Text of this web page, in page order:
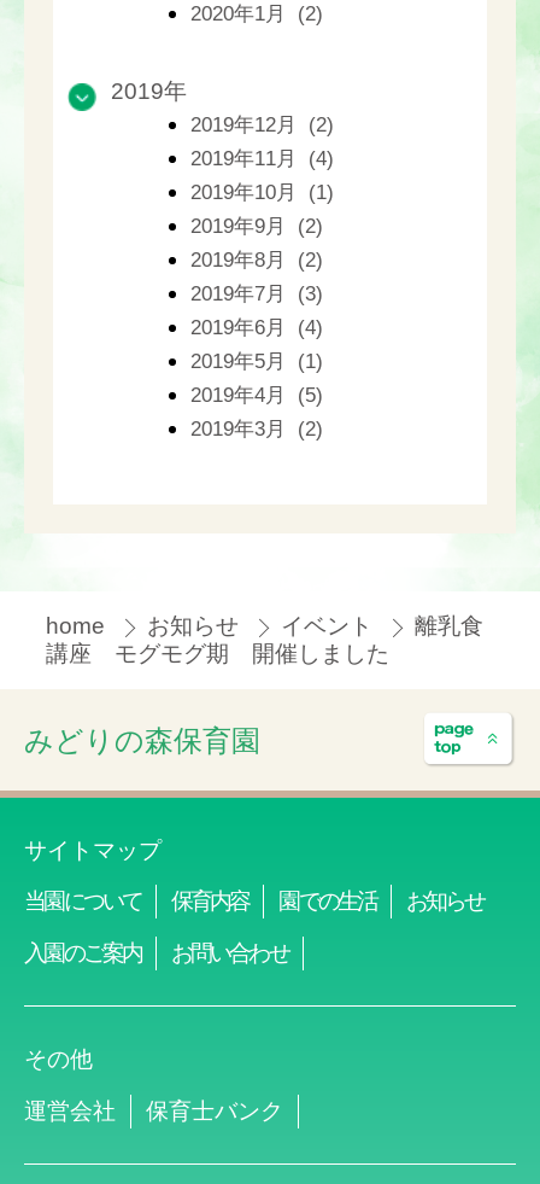
2020年1月 (2)
2019年
2019年12月 (2)
2019年11月 (4)
2019年10月 (1)
2019年9月 (2)
2019年8月 (2)
2019年7月 (3)
2019年6月 (4)
2019年5月 (1)
2019年4月 (5)
2019年3月 (2)
home お知らせ イベント
離乳食
講座 モグモグ期 開催しました
みどりの森保育園
サイトマップ
当園について 保育内容 園での生活 お知らせ
入園のご案内 お問い合わせ
その他
運営会社 保育士バンク